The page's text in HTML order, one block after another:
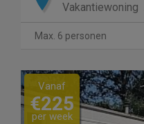
Vakantiewoning
Max. 6 personen
Previous
Vanaf
€225
per week